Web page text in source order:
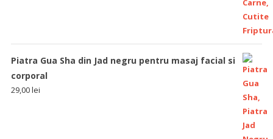
Piatra Gua Sha din Jad negru pentru masaj facial si
corporal
29,00lei